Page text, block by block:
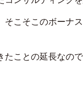
そこそこのボーナ
たことの延長なの